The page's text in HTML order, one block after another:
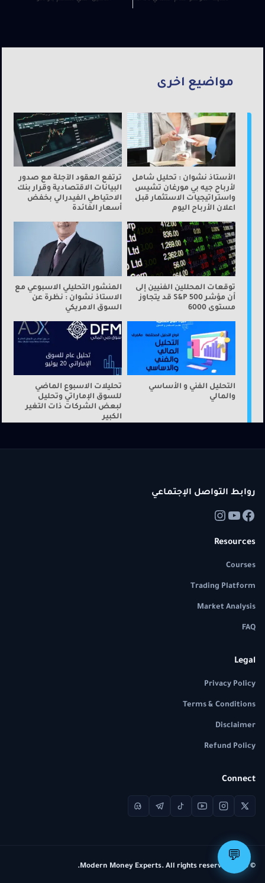
مواضيع اخرى
الأستاذ نشوان : تحليل شامل
لأرباح جيه بي مورغان تشيس
واستراتيجيات الاستثمار قبل
اعلان الأرباح اليوم
ترتفع العقود الآجلة مع صدور
البيانات الاقتصادية وقرار بنك
الاحتياطي الفيدرالي بخفض
أسعار الفائدة
توقعات المحللين الفنيين إلى
أن مؤشر S&P 500 قد يتجاوز
مستوى 6000
المنشور التحليلي الاسبوعي مع
الاستاذ نشوان : نظرة عن
السوق الامريكي
التحليل الفني و الأساسي
والمالي
تحليلات الاسبوع الماضي
للسوق الإماراتي وتحليل
لبعض الشركات ذات التغير
الكبير
روابط التواصل الإجتماعي
Resources
Courses
Trading Platform
Market Analysis
FAQ
Legal
Privacy Policy
Terms & Conditions
Disclaimer
Refund Policy
Connect
© 2026 Modern Money Experts. All rights reserved.
💬